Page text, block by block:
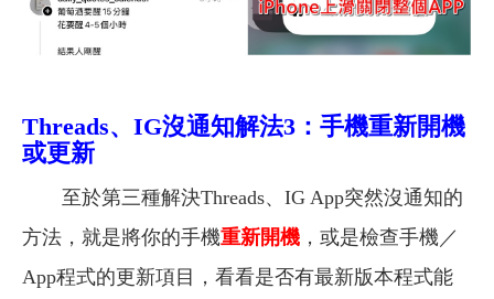
Threads、IG沒通知解法3：手機重新開機
或更新
至於第三種解決Threads、IG App突然沒通知的
方法，就是將你的手機重新開機 ，或是檢查手機／
App程式的更新項目，看看是否有最新版本程式能